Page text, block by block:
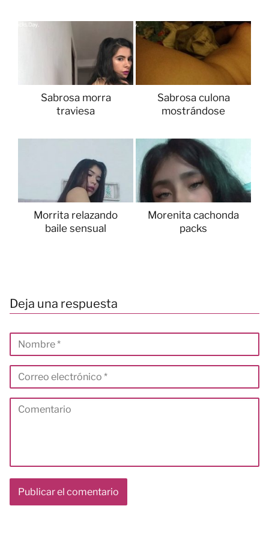
Sabrosa morra
traviesa
Sabrosa culona
mostrándose
Morrita relazando
baile sensual
Morenita cachonda
packs
Deja una respuesta